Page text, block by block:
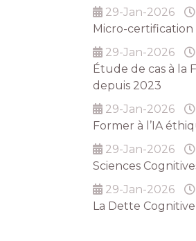
29-Jan-2026
Micro-
29-Jan-2026
Étude de cas à la
depuis 2023
29-Jan-2026
Former à l’IA
29-Jan-2026
Sciences
29-Jan-2026
La Dette